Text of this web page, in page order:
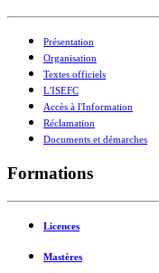
Présentation
Organisation
Textes officiels
L'ISEFC
Accès à l'Information
Réclamation
Documents et démarches
Formations
Licences
Mastères